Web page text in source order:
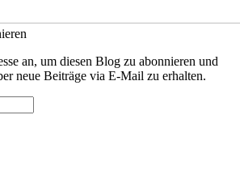
an, um diesen Blog zu abonnieren und
neue Beiträge via E-Mail zu erhalten.